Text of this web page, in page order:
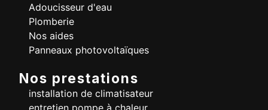
Adoucisseur d'eau
Plomberie
Nos aides
Panneaux photovoltaïques
Nos prestations
installation de climatisateur
entretien pompe à chaleur